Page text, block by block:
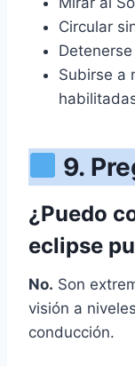
Circular
Subirse a
9.
¿Puedo
eclipse
No. Son
visión a
conducción.